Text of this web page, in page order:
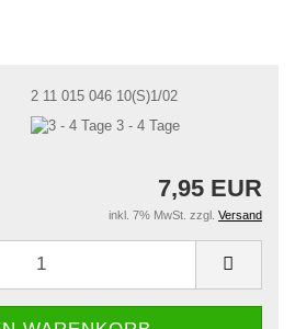
2 11 015 046 10(S)1/02
3 - 4 Tage
7,95 EUR
inkl. 7% MwSt. zzgl. Versand